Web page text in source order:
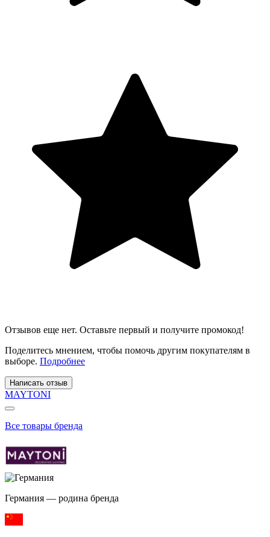
Отзывов еще нет. Оставьте первый и получите промокод!
Поделитесь мнением, чтобы помочь другим покупателям в
выборе. Подробнее
Написать отзыв
MAYTONI
Все товары бренда
Германия — родина бренда